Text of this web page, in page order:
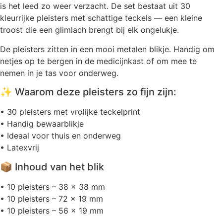
is het leed zo weer verzacht. De set bestaat uit 30
kleurrijke pleisters met schattige teckels — een kleine
troost die een glimlach brengt bij elk ongelukje.
De pleisters zitten in een mooi metalen blikje. Handig om
netjes op te bergen in de medicijnkast of om mee te
nemen in je tas voor onderweg.
✨ Waarom deze pleisters zo fijn zijn:
• 30 pleisters met vrolijke teckelprint
• Handig bewaarblikje
• Ideaal voor thuis en onderweg
• Latexvrij
📦 Inhoud van het blik
• 10 pleisters – 38 × 38 mm
• 10 pleisters – 72 × 19 mm
• 10 pleisters – 56 × 19 mm